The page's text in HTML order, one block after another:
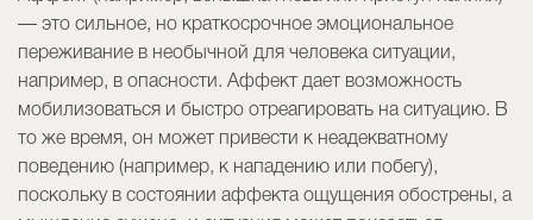
— это сильное, но краткосрочное эмоциональное
переживание в необычной для человека ситуации,
например, в опасности. Аффект дает возможность
мобилизоваться и быстро отреагировать на ситуацию. В
то же время, он может привести к неадекватному
поведению (например, к нападению или побегу),
поскольку в состоянии аффекта ощущения обострены, а